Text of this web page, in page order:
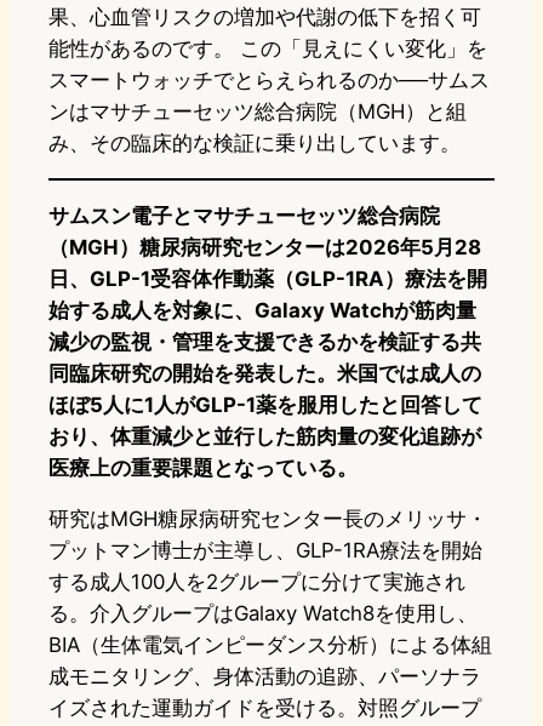
果、心血管リスクの増加や代謝の低下を招く可
能性があるのです。 この「見えにくい変化」を
スマートウォッチでとらえられるのか──サムス
ンはマサチューセッツ総合病院（MGH）と組
み、その臨床的な検証に乗り出しています。
サムスン電子とマサチューセッツ総合病院
（MGH）糖尿病研究センターは2026年5月28
日、GLP-1受容体作動薬（GLP-1RA）療法を開
始する成人を対象に、Galaxy Watchが筋肉量
減少の監視・管理を支援できるかを検証する共
同臨床研究の開始を発表した。米国では成人の
ほぼ5人に1人がGLP-1薬を服用したと回答して
おり、体重減少と並行した筋肉量の変化追跡が
医療上の重要課題となっている。
研究はMGH糖尿病研究センター長のメリッサ・
プットマン博士が主導し、GLP-1RA療法を開始
する成人100人を2グループに分けて実施され
る。介入グループはGalaxy Watch8を使用し、
BIA（生体電気インピーダンス分析）による体組
成モニタリング、身体活動の追跡、パーソナラ
イズされた運動ガイドを受ける。対照グループ